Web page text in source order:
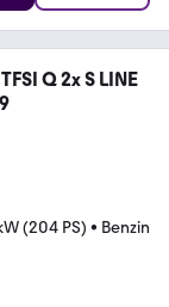
Q 2x S LINE
(204 PS) • Benzin